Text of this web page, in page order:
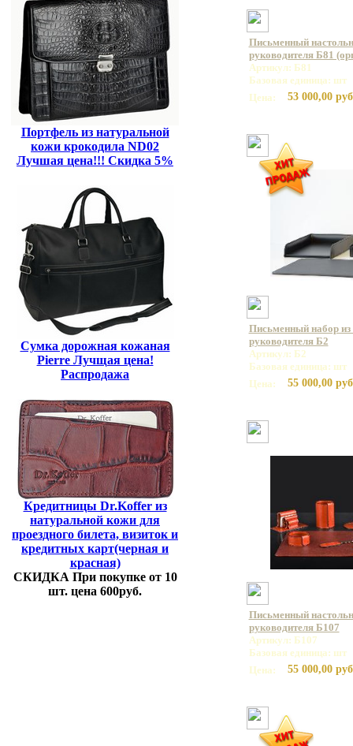
Портфель из натуральной
кожи крокодила ND02
Лучшая цена!!! Скидка 5%
Сумка дорожная кожаная
Pierre Лучщая цена!
Распродажа
Кредитницы Dr.Koffer из
натуральной кожи для
проездного билета, визиток и
кредитных карт(черная и
красная)
СКИДКА При покупке от 10
шт. цена 600руб.
Письменный
руководителя Б81
Артикул: Б81
Базовая единица: шт
Цена:
53 000,00
Письменный набор из
руководителя Б2
Артикул: Б2
Базовая единица: шт
Цена:
55 000,00
Письменный
руководителя Б107
Артикул: Б107
Базовая единица: шт
Цена:
55 000,00